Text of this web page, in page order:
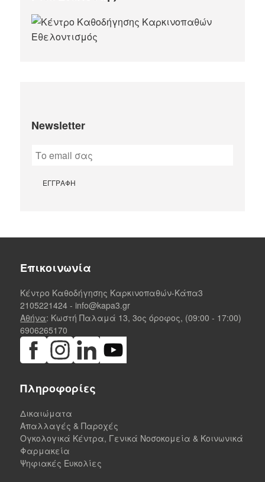
Newsletter
Επικοινωνία
Κέντρο Καθοδήγησης Καρκινοπαθών-Κάπα3
2105221424 - info@kapa3.gr
Αθήνα: Κωστή Παλαμά 13, 3ος όροφος, (09:00 - 17:00)
6906265170
Πληροφορίες
Δικαιώματα
Απαλλαγές & Παροχές
Ογκολογικά Κέντρα, Γενικά Νοσοκομεία & Κοινωνικά
Φαρμακεία
Ψηφιακές Ευκολίες